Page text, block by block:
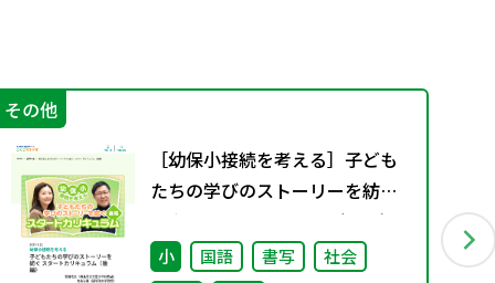
その他
［幼保小接続を考える］子ども
たちの学びのストーリーを紡ぐ
スタートカリキュラム（後編）
小 国語 書写
社会